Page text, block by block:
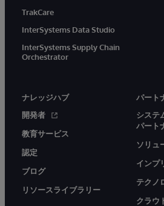
TrakCare
InterSystems Data Studio
InterSystems Supply Chain
Orchestrator
ナレッジハブ
開発者
教育サービス
認定
ブログ
リソースライブラリー
パート
システ
パート
ソリュ
インプ
テクノ
クラウ